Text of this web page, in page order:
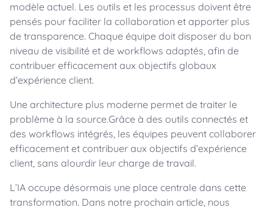
modèle actuel. Les outils et les processus doivent être
pensés pour faciliter la collaboration et apporter plus
de transparence. Chaque équipe doit disposer du bon
niveau de visibilité et de workflows adaptés, afin de
contribuer efficacement aux objectifs globaux
d’expérience client.
Une architecture plus moderne permet de traiter le
problème à la source.Grâce à des outils connectés et
des workflows intégrés, les équipes peuvent collaborer
efficacement et contribuer aux objectifs d’expérience
client, sans alourdir leur charge de travail.
L’IA occupe désormais une place centrale dans cette
transformation. Dans notre prochain article, nous